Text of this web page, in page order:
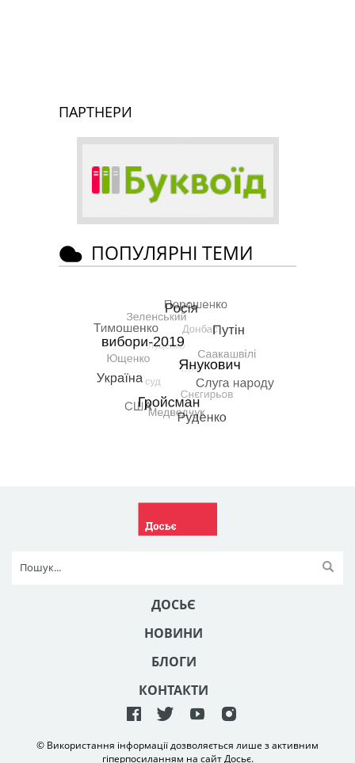
ПАРТНЕРИ
ПОПУЛЯРНІ ТЕМИ
ДОСЬЄ
НОВИНИ
БЛОГИ
КОНТАКТИ
© Використання інформації дозволяється лише з активним
гіперпосиланням на сайт Досьє.